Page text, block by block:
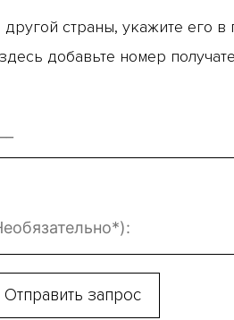
страны, укажите его в
добавьте номер